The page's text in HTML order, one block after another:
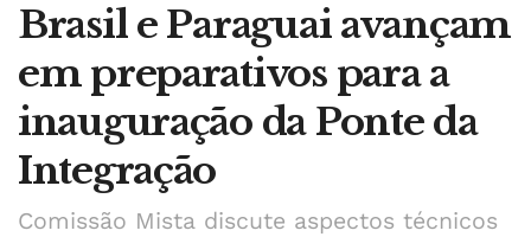
Brasil e Paraguai avançam
em preparativos para a
inauguração da Ponte da
Integração
Comissão Mista discute aspectos técnicos